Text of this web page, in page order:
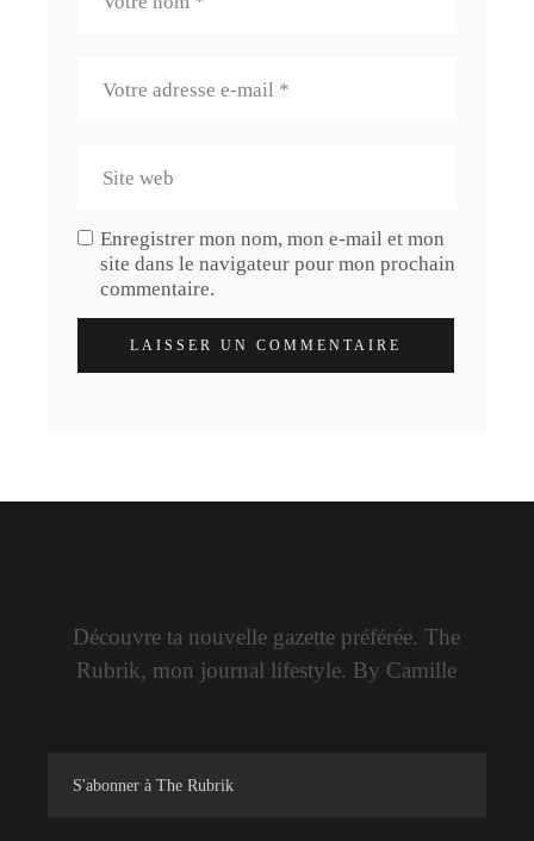
Enregistrer mon nom, mon e-mail et mon
site dans le navigateur pour mon prochain
commentaire.
LAISSER UN COMMENTAIRE
Découvre ta nouvelle gazette préférée. The
Rubrik, mon journal lifestyle. By Camille